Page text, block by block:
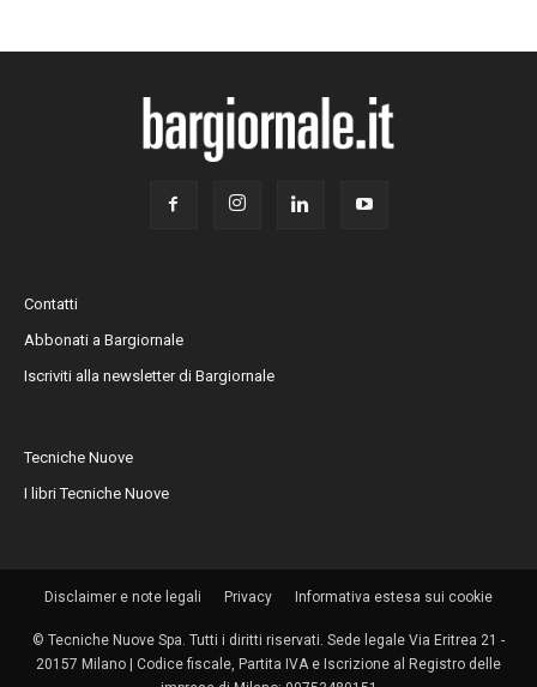
Contatti
Abbonati a Bargiornale
Iscriviti alla newsletter di Bargiornale
Tecniche Nuove
I libri Tecniche Nuove
Disclaimer e note legali Privacy Informativa estesa sui cookie
© Tecniche Nuove Spa. Tutti i diritti riservati. Sede legale Via Eritrea 21 -
20157 Milano | Codice fiscale, Partita IVA e Iscrizione al Registro delle